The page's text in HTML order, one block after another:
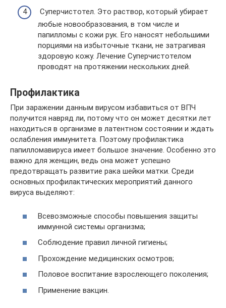
Суперчистотел. Это раствор, который убирает
любые новообразования, в том числе и
папилломы с кожи рук. Его наносят небольшими
порциями на избыточные ткани, не затрагивая
здоровую кожу. Лечение Суперчистотелом
проводят на протяжении нескольких дней.
Профилактика
При заражении данным вирусом избавиться от ВПЧ
получится навряд ли, потому что он может десятки лет
находиться в организме в латентном состоянии и ждать
ослабления иммунитета. Поэтому профилактика
папилломавируса имеет большое значение. Особенно это
важно для женщин, ведь она может успешно
предотвращать развитие рака шейки матки. Среди
основных профилактических мероприятий данного
вируса выделяют:
Всевозможные способы повышения защиты
иммунной системы организма;
Соблюдение правил личной гигиены;
Прохождение медицинских осмотров;
Половое воспитание взрослеющего поколения;
Применение вакцин.